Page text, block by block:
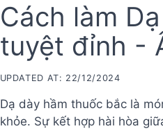
Cách làm
tuyệt đỉnh -
UPDATED AT: 22/12/2024
Dạ dày hầm thuốc bắc là
khỏe. Sự kết hợp hài hòa